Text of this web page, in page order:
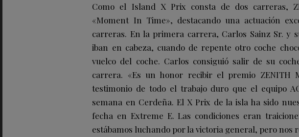
Como el Island X Prix consta de dos carreras,
«Moment In Time», destacando una actuación
carreras. En la primera carrera, Carlos Sainz Sr. y
iban en cabeza, cuando de repente otro coche
vuelco del coche. Carlos consiguió salir de su
carrera. «Es un honor recibir el premio ZENITH
testimonio de todo el trabajo duro que el equipo
semana en Cerdeña. El X Prix de la isla ha sido
fecha en Extreme E. Las condiciones eran
estábamos luchando por la victoria general, pero nos